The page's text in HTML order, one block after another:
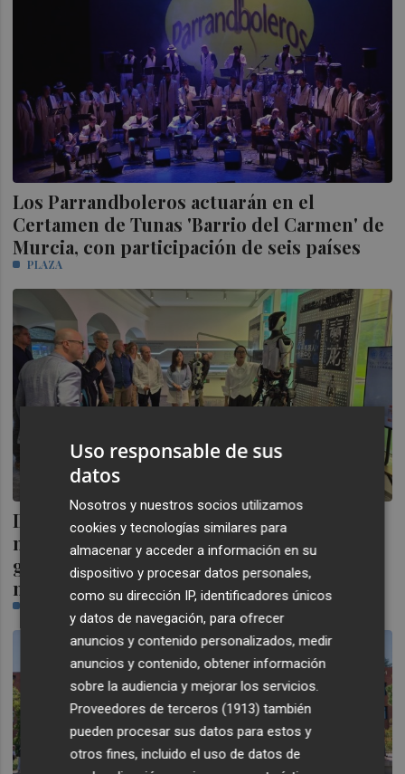
Los Parrandboleros actuarán en el
Certamen de Tunas 'Barrio del Carmen' de
Murcia, con participación de seis países
PLAZA
De la Región a Shanghái: nueve empresas
murcianas se asoman a "uno de los
grandes laboratorios tecnológicos del
mundo"
Uso responsable de sus
datos
Nosotros y nuestros socios utilizamos
cookies y tecnologías similares para
almacenar y acceder a información en su
dispositivo y procesar datos personales,
como su dirección IP, identificadores únicos
y datos de navegación, para ofrecer
anuncios y contenido personalizados, medir
anuncios y contenido, obtener información
sobre la audiencia y mejorar los servicios.
Proveedores de terceros (1913) también
pueden procesar sus datos para estos y
otros fines, incluido el uso de datos de